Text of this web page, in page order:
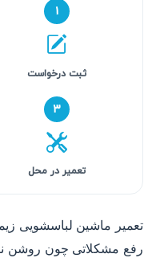
۱
ثبت درخواست
۳
تعمیر در محل
تعمیر ماشین لباسشویی
رفع مشکلاتی چون روشن